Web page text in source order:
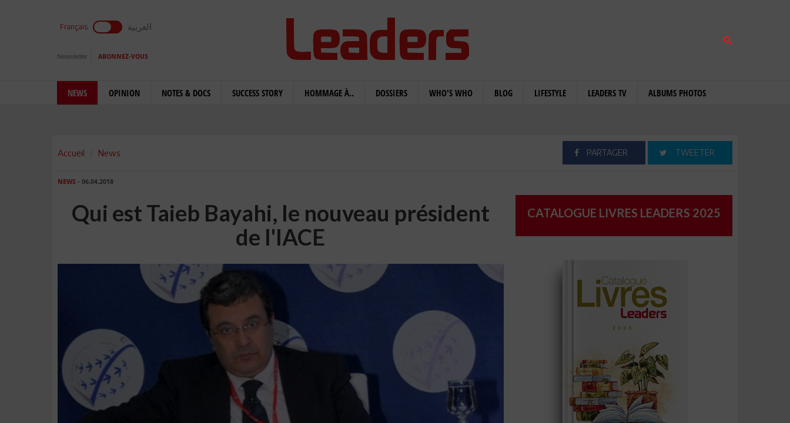
Français العربية
Newsletter ABONNEZ-VOUS
NEWS OPINION NOTES & DOCS SUCCESS STORY HOMMAGE À.. DOSSIERS WHO'S WHO BLOG LIFESTYLE LEADERS TV ALBUMS PHOTOS
Accueil News PARTAGER TWEETER
NEWS - 06.04.2018
Qui est Taieb Bayahi, le nouveau président
de l'IACE
CATALOGUE LIVRES LEADERS 2025